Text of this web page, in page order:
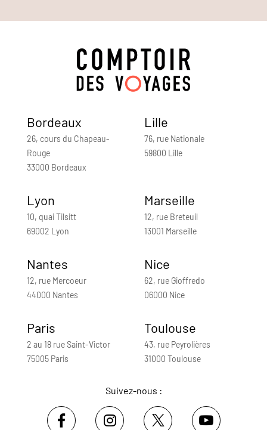
Bordeaux
26, cours du Chapeau-
Rouge
33000 Bordeaux
Lille
76, rue Nationale
59800 Lille
Lyon
10, quai Tilsitt
69002 Lyon
Marseille
12, rue Breteuil
13001 Marseille
Nantes
12, rue Mercoeur
44000 Nantes
Nice
62, rue Gioffredo
06000 Nice
Paris
2 au 18 rue Saint-Victor
75005 Paris
Toulouse
43, rue Peyrolières
31000 Toulouse
Suivez-nous :